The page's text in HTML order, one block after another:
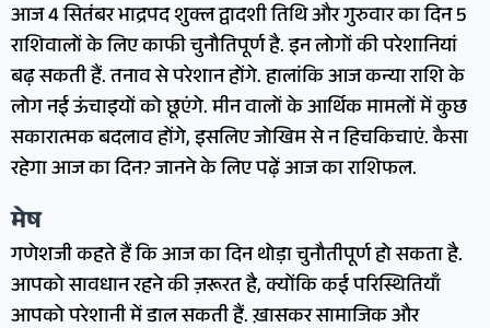
आज 4 सितंबर भाद्रपद शुक्ल द्वादशी तिथि और गुरुवार का दिन 5
राशिवालों के लिए काफी चुनौतिपूर्ण है. इन लोगों की परेशानियां
बढ़ सकती हैं. तनाव से परेशान होंगे. हालांकि आज कन्या राशि के
लोग नई ऊंचाइयों को छूएंगे. मीन वालों के आर्थिक मामलों में कुछ
सकारात्मक बदलाव होंगे, इसलिए जोखिम से न हिचकिचाएं. कैसा
रहेगा आज का दिन? जानने के लिए पढ़ें आज का राशिफल.
मेष
गणेशजी कहते हैं कि आज का दिन थोड़ा चुनौतीपूर्ण हो सकता है.
आपको सावधान रहने की ज़रूरत है, क्योंकि कई परिस्थितियाँ
आपको परेशानी में डाल सकती हैं. ख़ासकर सामाजिक और